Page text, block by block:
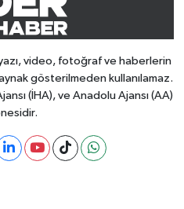
video, fotoğraf ve haberlerin
gösterilmeden kullanılamaz.
(İHA), ve Anadolu Ajansı (AA)